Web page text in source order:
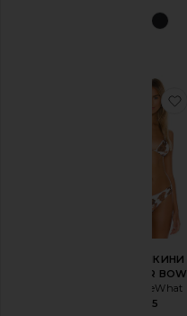
ТОП БИКИНИ
COOPER BOW
WeWoreWhat
$95